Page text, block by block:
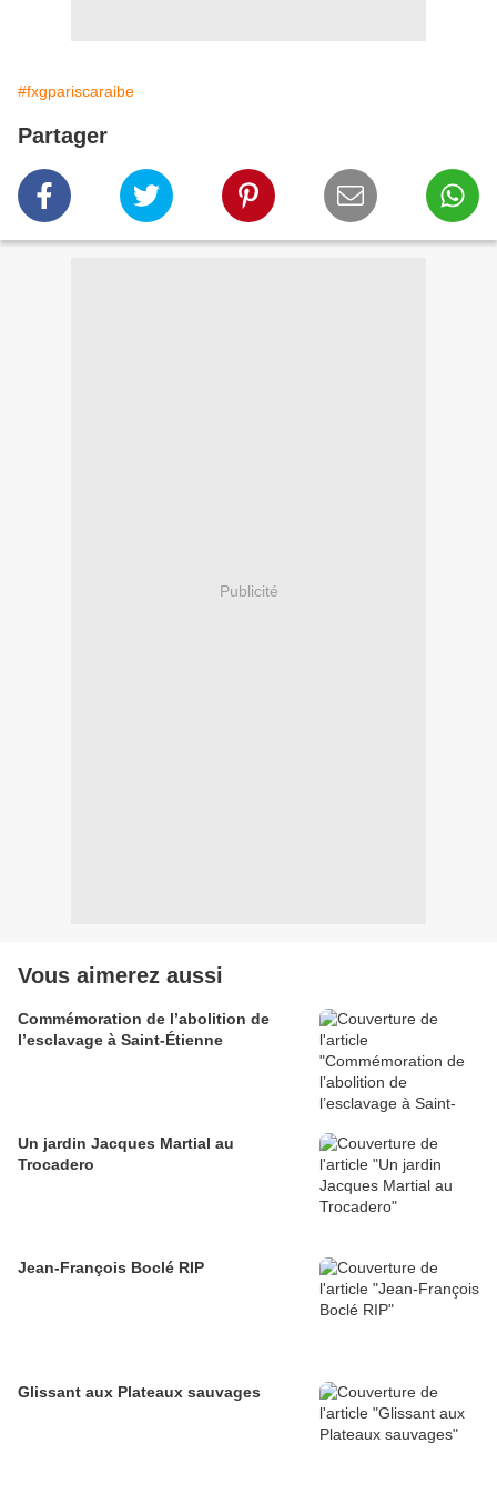
#fxgpariscaraibe
Partager
Publicité
Vous aimerez aussi
Commémoration de l’abolition de
l’esclavage à Saint-Étienne
Un jardin Jacques Martial au
Trocadero
Jean-François Boclé RIP
Glissant aux Plateaux sauvages